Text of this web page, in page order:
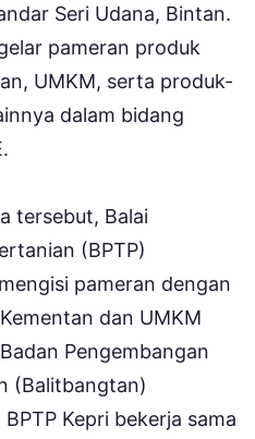
Seri Udana, Bintan.
pameran produk
UMKM, serta produk-
dalam bidang
tersebut, Balai
(BPTP)
pameran dengan
dan UMKM
Pengembangan
(Balitbangtan)
Kepri bekerja sama